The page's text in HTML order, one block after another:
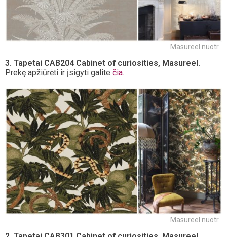
Masureel nuotr.
3. Tapetai CAB204 Cabinet of curiosities, Masureel.
Prekę apžiūrėti ir įsigyti galite čia.
Masureel nuotr.